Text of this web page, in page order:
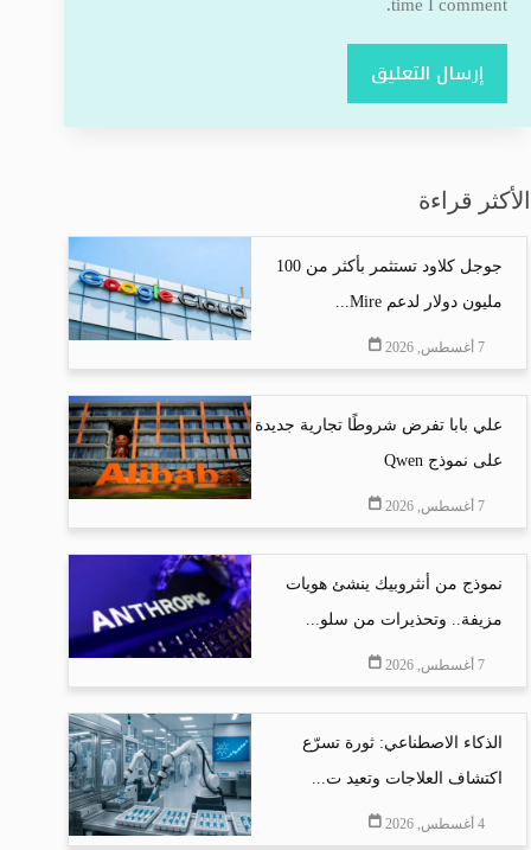
time I comment.
إرسال التعليق
الأكثر قراءة
جوجل كلاود تستثمر بأكثر من 100
مليون دولار لدعم Mire...
7 أغسطس, 2026
علي بابا تفرض شروطًا تجارية جديدة
على نموذج Qwen
7 أغسطس, 2026
نموذج من أنثروبيك ينشئ هويات
مزيفة.. وتحذيرات من سلو...
7 أغسطس, 2026
الذكاء الاصطناعي: ثورة تسرّع
اكتشاف العلاجات وتعيد ت...
4 أغسطس, 2026